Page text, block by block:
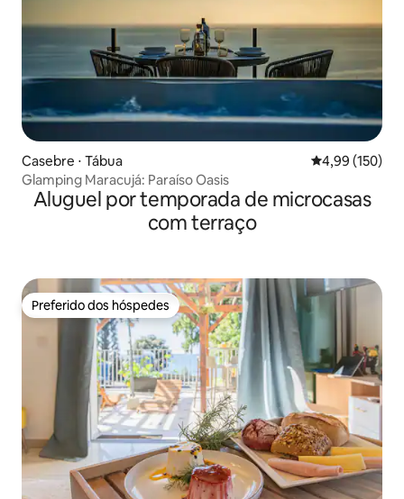
Casebre ⋅ Tábua 4,99 de uma
4,99 (150)
Glamping Maracujá: Paraíso Oasis
Aluguel por temporada de microcasas
com terraço
Preferido dos hóspedes
Preferido dos hóspedes